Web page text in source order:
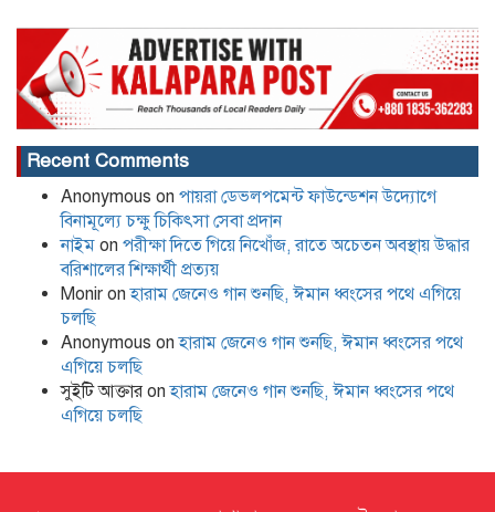
Recent Comments
Anonymous on পায়রা ডেভলপমেন্ট ফাউন্ডেশন উদ্যোগে
বিনামূল্যে চক্ষু চিকিৎসা সেবা প্রদান
নাইম on পরীক্ষা দিতে গিয়ে নিখোঁজ, রাতে অচেতন অবস্থায় উদ্ধার
বরিশালের শিক্ষার্থী প্রত্যয়
Monir onহারাম জেনেও গান শুনছি, ঈমান ধ্বংসের পথে এগিয়ে
চলছি
Anonymous onহারাম জেনেও গান শুনছি, ঈমান ধ্বংসের পথে
এগিয়ে চলছি
সুইটি আক্তার onহারাম জেনেও গান শুনছি, ঈমান ধ্বংসের পথে
এগিয়ে চলছি